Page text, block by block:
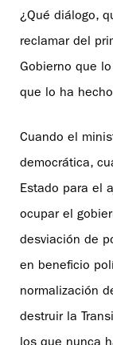
¿Qué diálogo,
reclamar del
Gobierno que
que lo ha
Cuando el
democrática,
Estado para el
ocupar el
desviación de
en beneficio
normalización
destruir la